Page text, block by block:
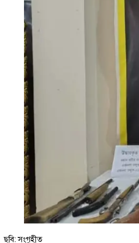
ছবি: সংগৃহীত